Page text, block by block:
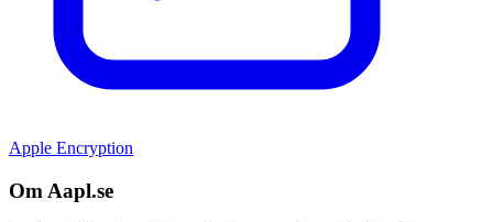
Apple Encryption
Om Aapl.se